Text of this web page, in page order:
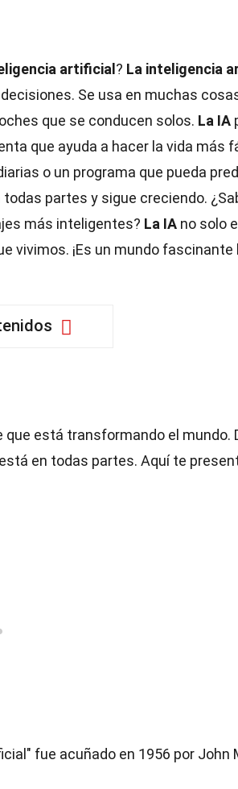
artificial ? La inteligencia
Se usa en muchas
que se conducen solos. La IA
que ayuda a hacer la vida más
o un programa que pueda
todas partes y sigue creciendo.
más inteligentes? La IA no solo
vivimos. ¡Es un mundo fascinante
está transformando el mundo.
en todas partes. Aquí te
fue acuñado en 1956 por John